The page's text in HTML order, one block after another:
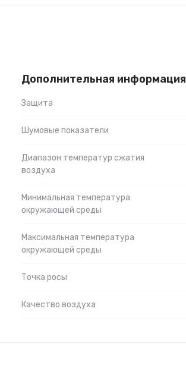
Дополнительная информация
Защита
Шумовые показатели
Диапазон температур сжатия
воздуха
Минимальная температура
окружающей среды
Максимальная температура
окружающей среды
Точка росы
Качество воздуха